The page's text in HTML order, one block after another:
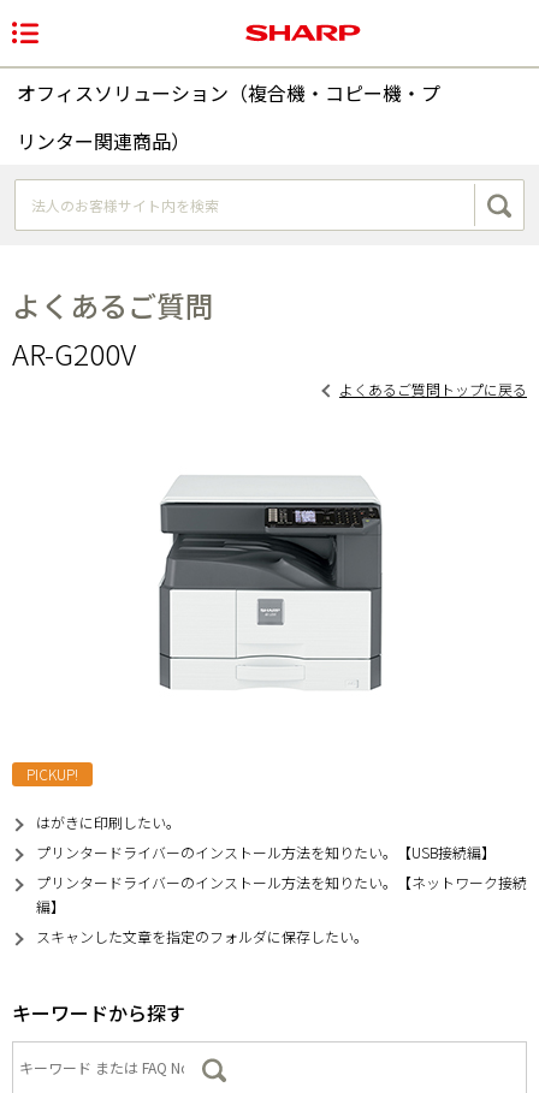
オフィスソリューション（複合機・コピー機・プ
リンター関連商品）
よくあるご質問
AR-G200V
よくあるご質問トップに戻る
PICKUP!
はがきに印刷したい。
プリンタードライバーのインストール方法を知りたい。【USB接続編】
プリンタードライバーのインストール方法を知りたい。【ネットワーク接続
編】
スキャンした文章を指定のフォルダに保存したい。
キーワードから探す